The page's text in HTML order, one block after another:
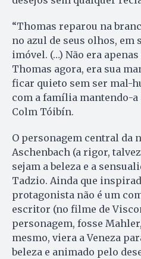
“Thomas reparou na
no azul de seus olhos, em
imóvel. (…) Não era
Thomas agora, era sua
ficar quieto sem ser mal-
com a família mantendo-a
Colm Tóibín.
O personagem central da
Aschenbach (a rigor,
sejam a beleza e a
Tadzio. Ainda que
protagonista não é um
escritor (no filme de
personagem, fosse
mesmo, viera a Veneza
beleza e animado pelo